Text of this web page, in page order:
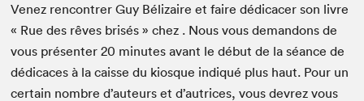
Venez ren­con­tr­er Guy Bél­izaire et faire dédi­cac­er son livre
« Rue des rêves brisés » chez . Nous vous deman­dons de
vous présen­ter20 min­utes avant le début de la séance de
dédi­caces à la caisse du kiosque indiqué plus haut. Pour un
cer­tain nom­bre d’auteurs et d’autrices, vous devrez vous